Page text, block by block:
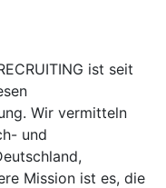
ist seit
Wir vermitteln
und
Mission ist es, die